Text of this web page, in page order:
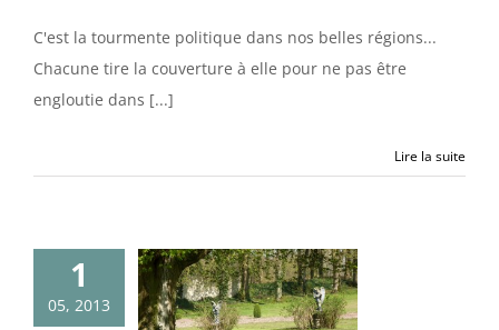
C'est la tourmente politique dans nos belles régions...
Chacune tire la couverture à elle pour ne pas être
engloutie dans [...]
Lire la suite
1
05, 2013
(5):
de